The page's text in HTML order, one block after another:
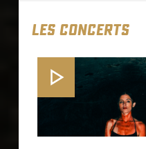
LES CONCERTS